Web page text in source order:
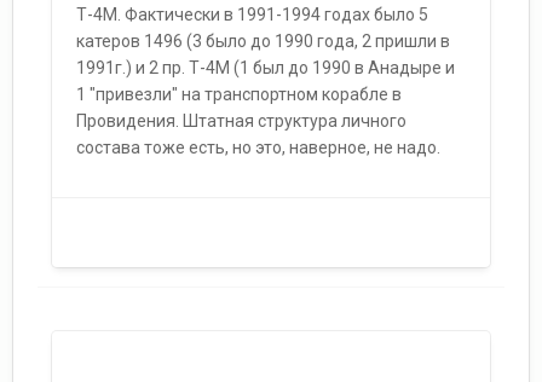
Т-4М. Фактически в 1991-1994 годах было 5
катеров 1496 (3 было до 1990 года, 2 пришли в
1991г.) и 2 пр. Т-4М (1 был до 1990 в Анадыре и
1 "привезли" на транспортном корабле в
Провидения. Штатная структура личного
состава тоже есть, но это, наверное, не надо.